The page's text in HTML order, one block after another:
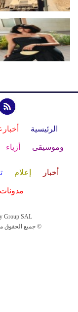
الرئيسية
وموسيقى أزياء
أخبار إعلام
مدونات
Group SAL
جميع الحقوق محفوظة لمجموعة العرب اليوم الاعلامية 2025 ©